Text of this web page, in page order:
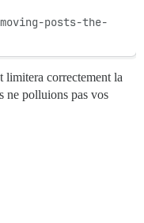
posts-the-
limitera correctement la
ne polluions pas vos